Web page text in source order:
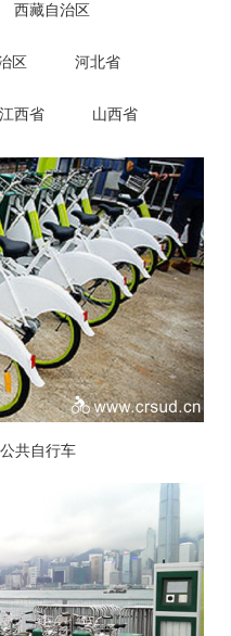
西藏自治区
区 河北省
江西省 山西省
共自行车